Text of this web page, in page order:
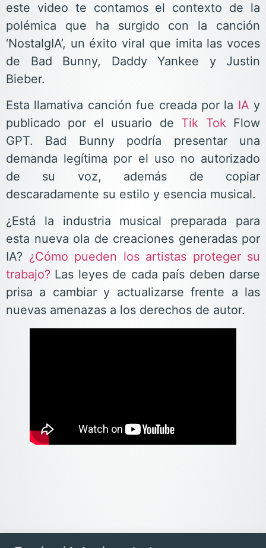
este video te contamos el contexto de la
polémica que ha surgido con la canción
‘NostalgIA’, un éxito viral que imita las voces
de Bad Bunny, Daddy Yankee y Justin
Bieber.
Esta llamativa canción fue creada por la IA y
publicado por el usuario de Tik TokFlow
GPT. Bad Bunny podría presentar una
demanda legítima por el uso no autorizado
de su voz, además de copiar
descaradamente su estilo y esencia musical.
¿Está la industria musical preparada para
esta nueva ola de creaciones generadas por
IA? ¿Cómo pueden los artistas proteger su
trabajo? Las leyes de cada país deben darse
prisa a cambiar y actualizarse frente a las
nuevas amenazas a los derechos de autor.